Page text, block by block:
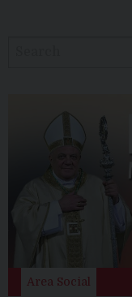
Area Social